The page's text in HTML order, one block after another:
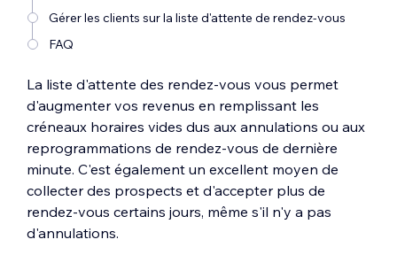
Gérer les clients sur la liste d'attente de rendez-vous
FAQ
La liste d'attente des rendez-vous vous permet
d'augmenter vos revenus en remplissant les
créneaux horaires vides dus aux annulations ou aux
reprogrammations de rendez-vous de dernière
minute. C'est également un excellent moyen de
collecter des prospects et d'accepter plus de
rendez-vous certains jours, même s'il n'y a pas
d'annulations.